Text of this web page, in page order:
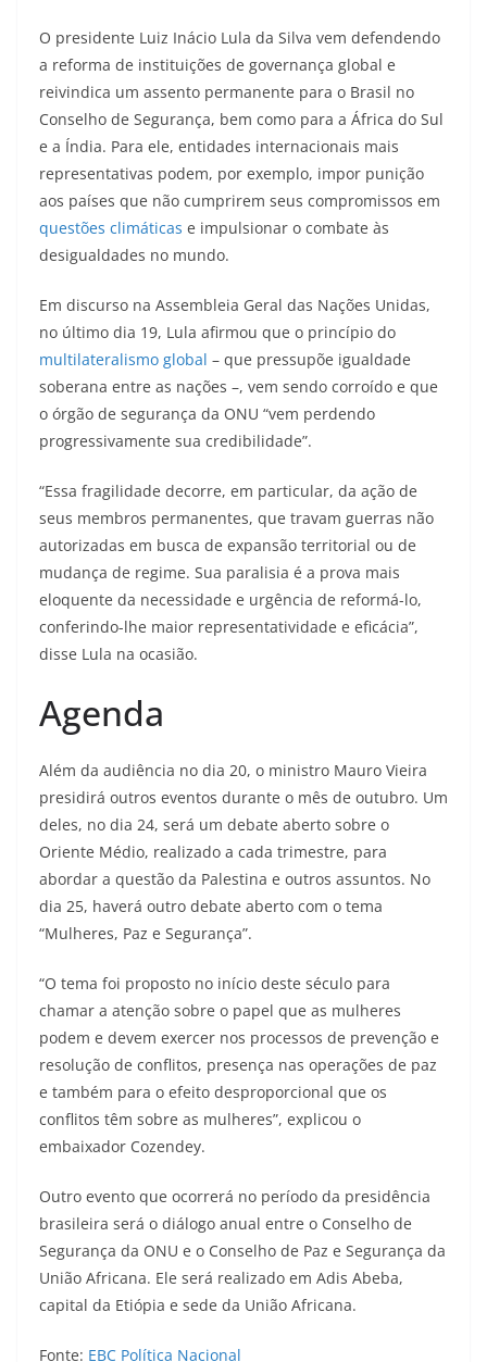
O presidente Luiz Inácio Lula da Silva vem defendendo
a reforma de instituições de governança global e
reivindica um assento permanente para o Brasil no
Conselho de Segurança, bem como para a África do Sul
e a Índia. Para ele, entidades internacionais mais
representativas podem, por exemplo, impor punição
aos países que não cumprirem seus compromissos em
questões climáticas e impulsionar o combate às
desigualdades no mundo.
Em discurso na Assembleia Geral das Nações Unidas,
no último dia 19, Lula afirmou que o princípio do
multilateralismo global – que pressupõe igualdade
soberana entre as nações –, vem sendo corroído e que
o órgão de segurança da ONU “vem perdendo
progressivamente sua credibilidade”.
“Essa fragilidade decorre, em particular, da ação de
seus membros permanentes, que travam guerras não
autorizadas em busca de expansão territorial ou de
mudança de regime. Sua paralisia é a prova mais
eloquente da necessidade e urgência de reformá-lo,
conferindo-lhe maior representatividade e eficácia”,
disse Lula na ocasião.
Agenda
Além da audiência no dia 20, o ministro Mauro Vieira
presidirá outros eventos durante o mês de outubro. Um
deles, no dia 24, será um debate aberto sobre o
Oriente Médio, realizado a cada trimestre, para
abordar a questão da Palestina e outros assuntos. No
dia 25, haverá outro debate aberto com o tema
“Mulheres, Paz e Segurança”.
“O tema foi proposto no início deste século para
chamar a atenção sobre o papel que as mulheres
podem e devem exercer nos processos de prevenção e
resolução de conflitos, presença nas operações de paz
e também para o efeito desproporcional que os
conflitos têm sobre as mulheres”, explicou o
embaixador Cozendey.
Outro evento que ocorrerá no período da presidência
brasileira será o diálogo anual entre o Conselho de
Segurança da ONU e o Conselho de Paz e Segurança da
União Africana. Ele será realizado em Adis Abeba,
capital da Etiópia e sede da União Africana.
Fonte: EBC Política Nacional